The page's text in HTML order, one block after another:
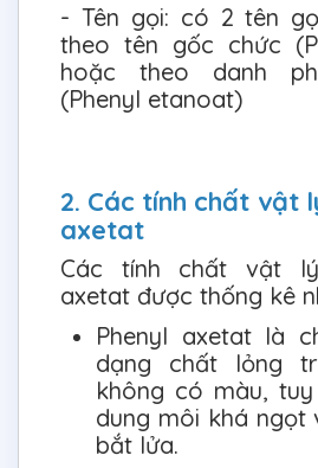
- Tên gọi: có 2 tên
theo tên gốc chức
hoặc theo danh
(Phenyl etanoat)
2. Các tính chất vật
axetat
Các tính chất vật
axetat được thống kê
Phenyl axetat là
dạng chất lỏng
không có màu,
dung môi khá ngọt
bắt lửa.